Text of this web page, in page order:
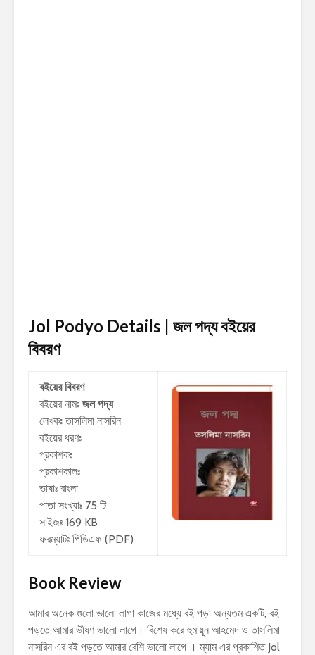
Jol Podyo Details | জল পদ্যবইয়ের
বিবরণ
বইয়ের বিবরণ
বইয়ের নামঃ জল পদ্য
লেখকঃতাসলিমা নাসরিন
বইয়ের ধরণঃ
প্রকাশকঃ
প্রকাশকালঃ
ভাষাঃ বাংলা
পাতা সংখ্যাঃ 75 টি
সাইজঃ 169 KB
ফরম্যাটঃ পিডিএফ (PDF)
Book Review
আমার অনেক গুলো ভালো লাগা কাজের মধ্যে বই পড়া অন্যতম একটি, বই
পড়তে আমার ভীষণ ভালো লাগে। বিশেষ করে হুমায়ূন আহমেদ ও তাসলিমা
নাসরিন এর বই পড়তে আমার বেশি ভালো লাগে । ম্যাম এর প্রকাশিত Jol